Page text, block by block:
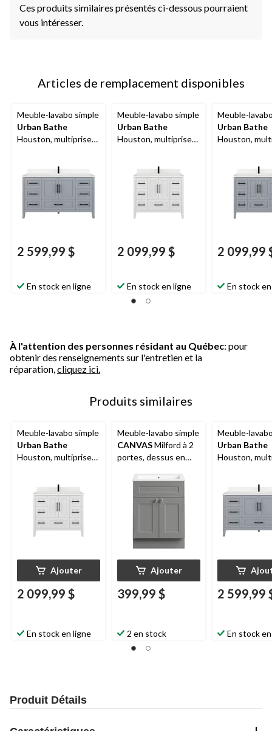
Ces produits similaires présentés ci-dessous pourraient
vous intéresser.
Articles de remplacement disponibles
Meuble-lavabo simple
Urban Bathe
Houston, multiprise
2 599,99 $
En stock en ligne
Meuble-lavabo simple
Urban Bathe
Houston, multiprise
2 099,99 $
En stock en ligne
Meuble-
Urban Bathe
Houston,
2 099,99
En stock
À l'attention des personnes résidant au Québec: pour
obtenir des renseignements sur l'entretien et la
réparation, cliquez ici.
Produits similaires
Meuble-lavabo simple
Urban Bathe
Houston, multiprise
Ajouter
2 099,99 $
En stock en ligne
Meuble-lavabo simple
CANVASMilford à 2
portes, dessus en
Ajouter
399,99 $
2 en stock
Meuble-
Urban Bathe
Houston,
2 599,99
En stock
Produit Détails